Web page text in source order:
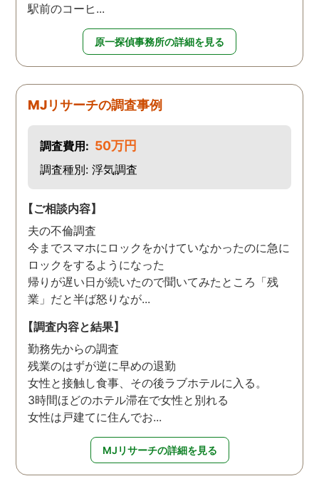
駅前のコーヒ...
原一探偵事務所の詳細を見る
MJリサーチの調査事例
調査費用: 50万円
調査種別: 浮気調査
【ご相談内容】
夫の不倫調査
今までスマホにロックをかけていなかったのに急に
ロックをするようになった
帰りが遅い日が続いたので聞いてみたところ「残
業」だと半ば怒りなが...
【調査内容と結果】
勤務先からの調査
残業のはずが逆に早めの退勤
女性と接触し食事、その後ラブホテルに入る。
3時間ほどのホテル滞在で女性と別れる
女性は戸建てに住んでお...
MJリサーチの詳細を見る